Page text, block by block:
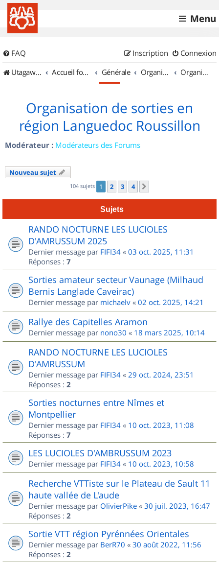
Menu
FAQ Connexion
Inscription
UtagawaVTT (Randos VTT et VTTAE avec traces GPS)
Accueil forum Générale Organisation de sorties & Recherche de partenaires Organisation de sorties en région Languedoc Roussillon
Organisation de sorties en
région Languedoc Roussillon
Modérateur : Modérateurs des Forums
Nouveau sujet
104 sujets 1 2 3 4
Sujets
RANDO NOCTURNE LES LUCIOLES
D'AMRUSSUM 2025
Dernier message par FIFI34 « 03 oct. 2025, 11:31
Réponses : 7
Sorties amateur secteur Vaunage (Milhaud
Bernis Langlade Caveirac)
Dernier message par michaelv « 02 oct. 2025, 14:21
Rallye des Capitelles Aramon
Dernier message par nono30 « 18 mars 2025, 10:14
RANDO NOCTURNE LES LUCIOLES
D'AMRUSSUM
Dernier message par FIFI34 « 29 oct. 2024, 23:51
Réponses : 2
Sorties nocturnes entre Nîmes et
Montpellier
Dernier message par FIFI34 « 10 oct. 2023, 11:08
Réponses : 7
LES LUCIOLES D'AMBRUSSUM 2023
Dernier message par FIFI34 « 10 oct. 2023, 10:58
Recherche VTTiste sur le Plateau de Sault 11
haute vallée de L'aude
Dernier message par OlivierPike « 30 juil. 2023, 16:47
Réponses : 2
Sortie VTT région Pyrénnées Orientales
Dernier message par BerR70 « 30 août 2022, 11:56
Réponses : 2